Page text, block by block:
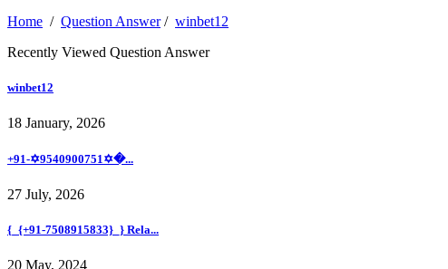
Home / Question Answer/ winbet12
Recently Viewed Question Answer
winbet12
18 January, 2026
+91-✡️9540900751✡�...
27 July, 2026
{_{+91-7508915833}_} Rela...
20 May, 2024